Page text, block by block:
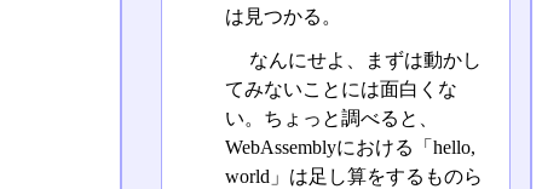
は見つかる。
なんにせよ、まずは動かし
てみないことには面白くな
い。ちょっと調べると、
WebAssemblyにおける「hello,
world」は足し算をするものら